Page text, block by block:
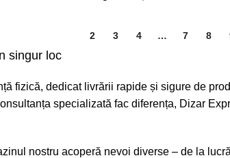
2 3 4 … 7 8
singur loc
fizică, dedicat livrării rapide și sigure de
specializată fac diferența, Dizar
nostru acoperă nevoi diverse – de la